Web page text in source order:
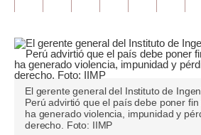
Opinión
Editorial
Pregunta de hoy
Blogs
Tendencias
El gerente general del Instituto de
Perú advirtió que el país debe poner
ha generado violencia, impunidad y
derecho. Foto: IIMP